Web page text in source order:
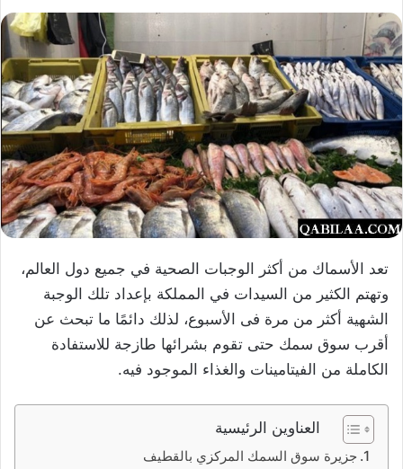
تعد الأسماك من أكثر الوجبات الصحية في جميع دول العالم،
وتهتم الكثير من السيدات في المملكة بإعداد تلك الوجبة
الشهية أكثر من مرة فى الأسبوع، لذلك دائمًا ما تبحث عن
أقرب سوق سمك حتى تقوم بشرائها طازجة للاستفادة
الكاملة من الفيتامينات والغذاء الموجود فيه.
العناوين الرئيسية
جزيرة سوق السمك المركزي بالقطيف